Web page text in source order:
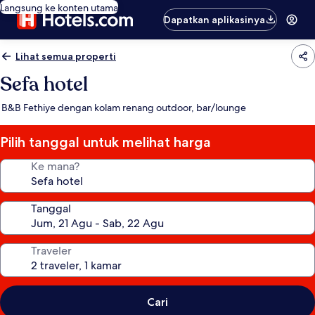
Langsung ke konten utama
Dapatkan aplikasinya
Lihat semua properti
Sefa hotel
B&B Fethiye dengan kolam renang outdoor, bar/lounge
Pilih tanggal untuk melihat harga
Ke mana?
Tanggal
Traveler
Cari